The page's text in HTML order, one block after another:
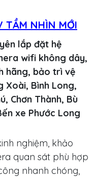
TẦM NHÌN MỚI
lắp đặt hệ
wifi không dây,
hãng, bảo trì vệ
Xoài, Bình Long,
Chơn Thành, Bù
xe Phước Long
nghiệm, khảo
quan sát phù hợp
nhanh chóng,